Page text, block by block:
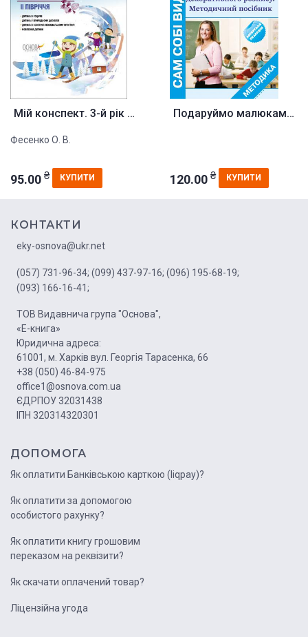
Мій конспект. 3-й рік життя. I...
Фесенко О. В.
95.00 ₴ КУПИТИ
Подаруймо малюкам чарівний сві...
120.00 ₴ КУПИТИ
КОНТАКТИ
eky-osnova@ukr.net
(057) 731-96-34; (099) 437-97-16; (096) 195-68-19;
(093) 166-16-41;
ТОВ Видавнича група "Основа",
«Е-книга»
Юридична адреса:
61001, м. Харків вул. Георгія Тарасенка, 66
+38 (050) 46-84-975
office1@osnova.com.ua
ЄДРПОУ 32031438
ІПН 320314320301
ДОПОМОГА
Як оплатити Банківською карткою (liqpay)?
Як оплатити за допомогою
особистого рахунку?
Як оплатити книгу грошовим
переказом на реквізити?
Як скачати оплачений товар?
Ліцензійна угода